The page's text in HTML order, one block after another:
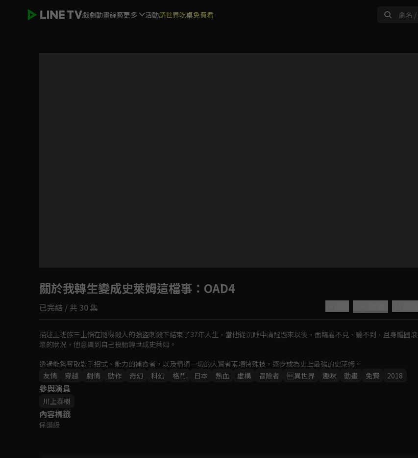
戲劇動畫綜藝更多 活動請世界吃桌免費看
Play
如有不便請見諒
關於我轉生變成史萊姆這檔事 ：OAD4
已完結 / 共 30 集
描述上班族三上惱在隨機殺人的強盜刺殺下結束了37年人生，當他從沉睡中清醒過來以後，面臨看不見、聽不到，且身體圓滾
滾的狀況，他意識到自己投胎轉世成史萊姆。
透過能夠奪取對手招式、能力的補食者，以及精通一切的大賢者兩項特殊技，逐步成為史上最強的史萊姆。
友情
穿越 劇情 動作 奇幻 科幻 格鬥 日本 熱血 虛構 冒險者 異世界 趣味 動畫 免費 2018
參與演員
川上泰樹
內容標籤
保護級